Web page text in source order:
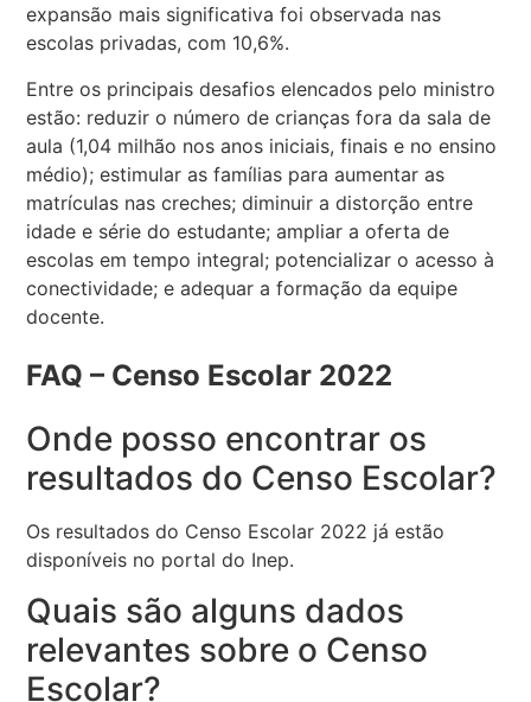
expansão mais significativa foi observada nas
escolas privadas, com 10,6%.
Entre os principais desafios elencados pelo ministro
estão: reduzir o número de crianças fora da sala de
aula (1,04 milhão nos anos iniciais, finais e no ensino
médio); estimular as famílias para aumentar as
matrículas nas creches; diminuir a distorção entre
idade e série do estudante; ampliar a oferta de
escolas em tempo integral; potencializar o acesso à
conectividade; e adequar a formação da equipe
docente.
FAQ – Censo Escolar 2022
Onde posso encontrar os
resultados do Censo Escolar?
Os resultados do Censo Escolar 2022 já estão
disponíveis no portal do Inep.
Quais são alguns dados
relevantes sobre o Censo
Escolar?